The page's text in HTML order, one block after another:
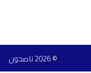
© 2026 ناصحون